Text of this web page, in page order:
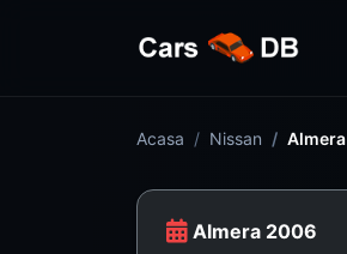
Acasa Nissan Almera
Almera 2006